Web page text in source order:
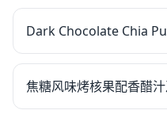
Dark Chocolate Chia
焦糖风味烤核果配香醋